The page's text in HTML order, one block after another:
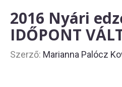
2016 Nyári
IDŐPONT
Szerző: Marianna Palócz